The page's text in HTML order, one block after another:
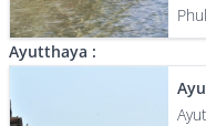
Ayutthaya :